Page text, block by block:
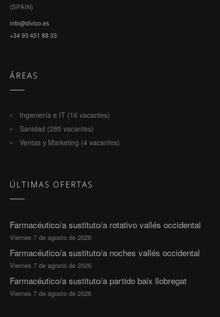
(SPAIN)
info@divico.es
+34 93 451 88 33
ÁREAS
Ingeniería e IT (16 vacantes)
Sanidad (285 vacantes)
Ventas y Marketing (4 vacantes)
ÚLTIMAS OFERTAS
Farmacéutico/a sustituto/a rotativo vallés occidental
Viernes 7 de agosto de 2026
Farmacéutico/a sustituto/a noches vallés occidental
Viernes 7 de agosto de 2026
Farmacéutico/a sustituto/a partido baix llobregat
Viernes 7 de agosto de 2026